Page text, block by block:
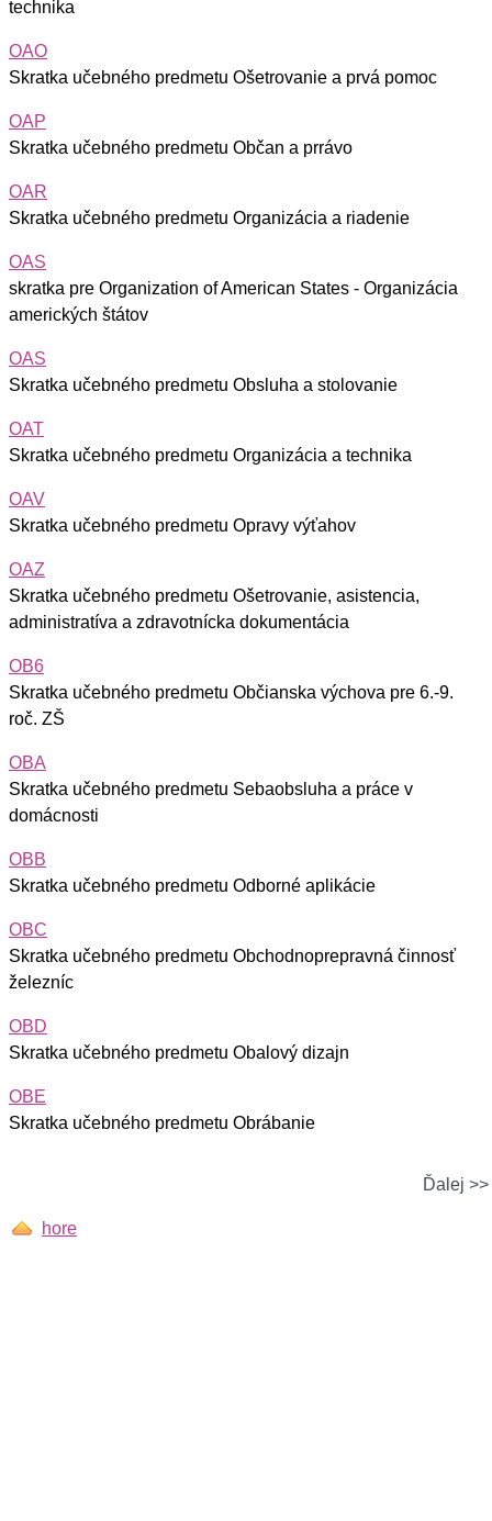
technika
OAO
Skratka učebného predmetu Ošetrovanie a prvá pomoc
OAP
Skratka učebného predmetu Občan a prrávo
OAR
Skratka učebného predmetu Organizácia a riadenie
OAS
skratka pre Organization of American States - Organizácia
amerických štátov
OAS
Skratka učebného predmetu Obsluha a stolovanie
OAT
Skratka učebného predmetu Organizácia a technika
OAV
Skratka učebného predmetu Opravy výťahov
OAZ
Skratka učebného predmetu Ošetrovanie, asistencia,
administratíva a zdravotnícka dokumentácia
OB6
Skratka učebného predmetu Občianska výchova pre 6.-9.
roč. ZŠ
OBA
Skratka učebného predmetu Sebaobsluha a práce v
domácnosti
OBB
Skratka učebného predmetu Odborné aplikácie
OBC
Skratka učebného predmetu Obchodnoprepravná činnosť
železníc
OBD
Skratka učebného predmetu Obalový dizajn
OBE
Skratka učebného predmetu Obrábanie
Ďalej >>
hore